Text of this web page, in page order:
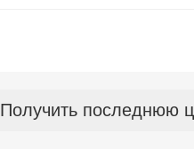
Получить последнюю